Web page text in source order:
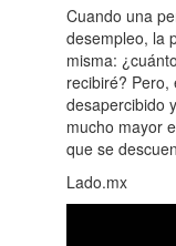
Cuando una
desempleo, la
misma:
recibiré?
desapercibido
mucho mayor
que se
Lado.mx